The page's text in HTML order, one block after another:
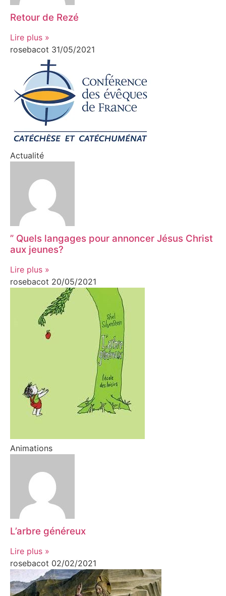
Retour de Rezé
Lire plus »
rosebacot 31/05/2021
Actualité
” Quels langages pour annoncer Jésus Christ
aux jeunes?
Lire plus »
rosebacot 20/05/2021
Animations
L’arbre généreux
Lire plus »
rosebacot 02/02/2021